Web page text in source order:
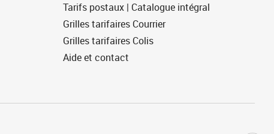
Tarifs postaux | Catalogue intégral
Grilles tarifaires Courrier
Grilles tarifaires Colis
Aide et contact